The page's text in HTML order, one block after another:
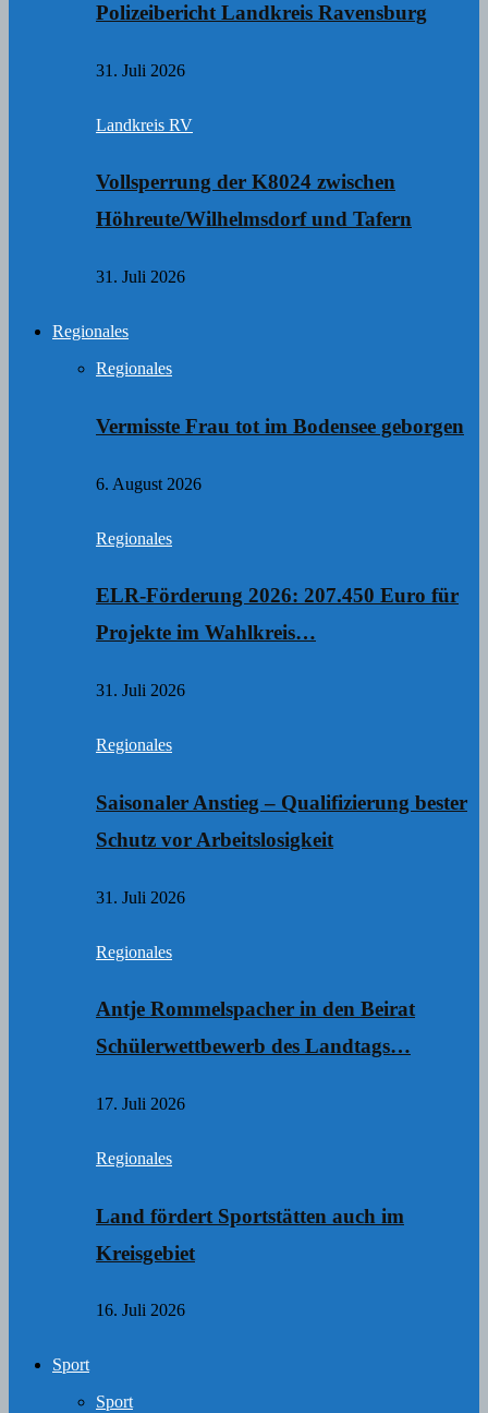
Polizeibericht Landkreis Ravensburg
31. Juli 2026
Landkreis RV
Vollsperrung der K8024 zwischen
Höhreute/Wilhelmsdorf und Tafern
31. Juli 2026
Regionales
Regionales
Vermisste Frau tot im Bodensee geborgen
6. August 2026
Regionales
ELR-Förderung 2026: 207.450 Euro für
Projekte im Wahlkreis…
31. Juli 2026
Regionales
Saisonaler Anstieg – Qualifizierung bester
Schutz vor Arbeitslosigkeit
31. Juli 2026
Regionales
Antje Rommelspacher in den Beirat
Schülerwettbewerb des Landtags…
17. Juli 2026
Regionales
Land fördert Sportstätten auch im
Kreisgebiet
16. Juli 2026
Sport
Sport